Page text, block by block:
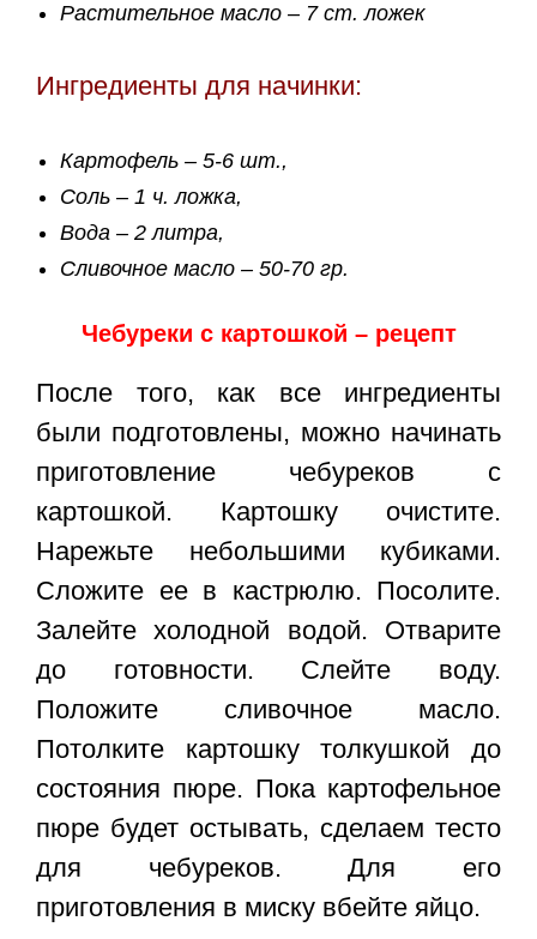
Растительное масло – 7 ст. ложек
Ингредиенты для начинки:
Картофель – 5-6 шт.,
Соль – 1 ч. ложка,
Вода – 2 литра,
Сливочное масло – 50-70 гр.
Чебуреки с картошкой – рецепт
После того, как все ингредиенты
были подготовлены, можно начинать
приготовление чебуреков с
картошкой. Картошку очистите.
Нарежьте небольшими кубиками.
Сложите ее в кастрюлю. Посолите.
Залейте холодной водой. Отварите
до готовности. Слейте воду.
Положите сливочное масло.
Потолките картошку толкушкой до
состояния пюре. Пока картофельное
пюре будет остывать, сделаем тесто
для чебуреков. Для его
приготовления в миску вбейте яйцо.